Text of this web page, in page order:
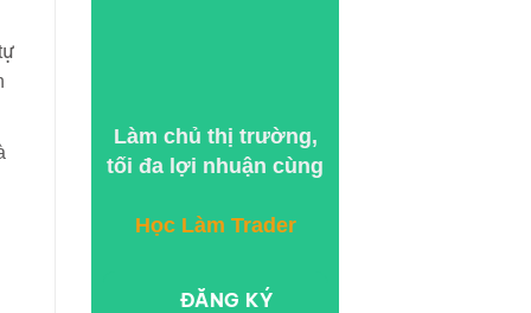
Làm chủ thị trường,
tối đa lợi nhuận cùng
Học Làm Trader
ĐĂNG KÝ